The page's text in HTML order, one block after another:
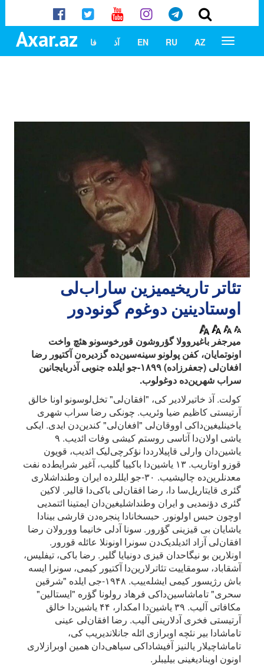
Axar.az AZ
RU
EN آذ فا
تئاتر تاریخیمیزین ساراب‌لی
اوستادینین دوغوم گونودور
میرجفر باغیروولا گؤروشون قورخوسونو هئچ واخت
اونوتمایان، کفن پولونو سینه‌سین‌ده گزدیره‌ن آکتیور رضا
افغان‌لی (جعفرزاده) ۱۸۹۹-جو ایلده جنوبی آذربایجانین
سراب شهرین‌ده دوغولوب.
کولت. آذ خاتیرلادیر کی، "افقان‌لی" تخل‌لوسونو اونا خالق
آرتیستی کاظیم ضیا وئریب. چونکی رضا سراب شهری
یاخینلیغین‌داکی اووقان‌لی "افغان‌لی" کندین‌دن ایدی. ایکی
یاشی اولان‌دا آتاسی روستم کیشی وفات ائدیب. ۹
یاشین‌دان وارلی قاپیلارددا نؤکرچی‌لیک ائدیب، قویون
قوزو اوتاریب. ۱۳ یاشین‌دا باکییا گلیب، آغیر شرایط‌ده نفت
معدنلرین‌ده چالیشیب. ۳۰-جو ایللرده ایران وطنداشلاری
گئری قایتاریل‌سا دا، رضا افقان‌لی باکی‌دا قالیر. لاکین
گئری دؤنمدیی و ایران وطنداشلیغین‌دان ایمتینا ائتمدیی
اوچون حبس اولونور. حبسخانادا پنجره‌دن قارشی بینادا
یاشایان بی قیزینی گؤرور. سونا آدلی خانیما وورولان رضا
افقان‌لی آزاد ائدیلدیک‌دن سونرا اونونلا عائله قورور.
اونلارین بو نیگاحدان قیزی دونیایا گلیر. رضا باکی، تیفلیس،
آشقاباد، سومقاییت تئاترلارین‌دا آکتیور کیمی، سونرا ایسه
باش رژیسور کیمی ایشله‌ییب. ۱۹۴۸-جی ایلده "شرقین
سحری" تاماشاسین‌داکی فرهاد رولونا گؤره "ایستالین"
مکافاتی آلیب. ۳۹ یاشین‌دا امکدار، ۴۴ یاشین‌دا خالق
آرتیستی فخری آدلارینی آلیب. رضا افقان‌لی عینی
تاماشادا بیر نئچه اوبرازی ائله جانلاندیریب کی،
تاماشاچیلار یالنیز آفیشاداکی سیاهی‌دان همین اوبرازلاری
اونون اوینادیغینی بیلیبلر.